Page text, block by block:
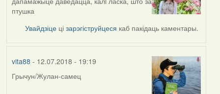
птушка
Увайдзіце цізарэгіструйцеся каб пакідаць каментары.
vita88 - 12.07.2018 - 19:19
Грычун/Жулан-самец